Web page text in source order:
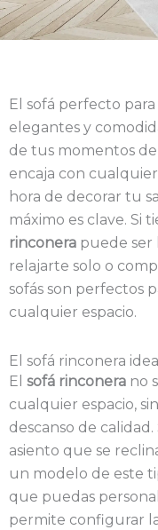
El sofá perfecto
elegantes y
de tus momentos
encaja con
hora de decorar tu
máximo es clave. Si
rinconera puede ser
relajarte solo o
sofás son perfectos
cualquier espacio.
El sofá rinconera
El sofá rinconera no
cualquier espacio,
descanso de calidad.
asiento que se
un modelo de este
que puedas
permite configurar